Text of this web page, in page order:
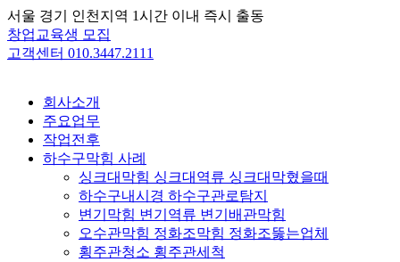
Skip
to
content
서울 경기 인천지역 1시간 이내 즉시 출동
창업교육생 모집
고객센터 010.3447.2111
회사소개
주요업무
작업전후
하수구막힘 사례
싱크대막힘 싱크대역류 싱크대막혔을때
하수구내시경 하수구관로탐지
변기막힘 변기역류 변기배관막힘
오수관막힘 정화조막힘 정화조뚫는업체
횡주관청소 횡주관세척